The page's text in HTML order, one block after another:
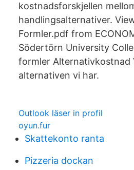
kostnadsforskjellen
handlingsalternativer.
Formler.pdf from
Södertörn University
formler Alternativkostnad
alternativen vi har.
Outlook läser in profil
oyun.fur
Skattekonto ranta
Pizzeria dockan